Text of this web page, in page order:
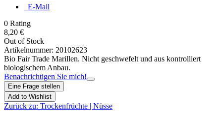
E-Mail
0 Rating
8,20 €
Out of Stock
Artikelnummer: 20102623
Bio Fair Trade Marillen. Nicht geschwefelt und aus kontrolliert
biologischem Anbau.
Benachrichtigen Sie mich!
Eine Frage stellen
Add to Wishlist
Zurück zu: Trockenfrüchte | Nüsse